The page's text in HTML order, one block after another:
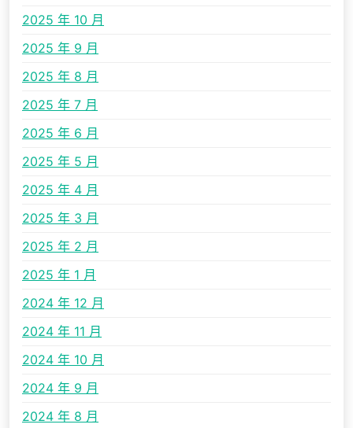
2025 年 10 月
2025 年 9 月
2025 年 8 月
2025 年 7 月
2025 年 6 月
2025 年 5 月
2025 年 4 月
2025 年 3 月
2025 年 2 月
2025 年 1 月
2024 年 12 月
2024 年 11 月
2024 年 10 月
2024 年 9 月
2024 年 8 月